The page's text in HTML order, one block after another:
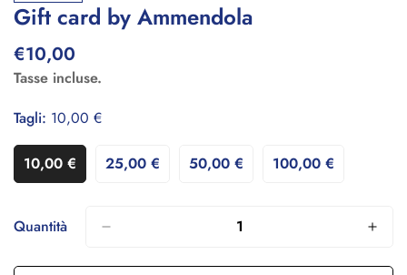
Gift card by Ammendola
Prezzo
regolare
€10,00
Tasse incluse.
Tagli: 10,00 €
10,00 €
Variante
Esaurita
Non
25,00 €
Variante
50,00 €
Variante
Non
100,00 €
Variante
Quantità